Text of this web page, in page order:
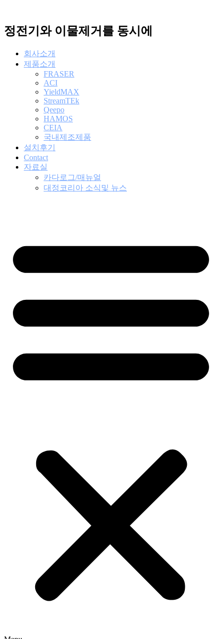
츠
로
정전기와 이물제거를 동시에
회사소개
제품소개
FRASER
ACI
YieldMAX
StreamTEk
Qeepo
HAMOS
CEIA
국내제조제품
설치후기
Contact
자료실
카다로그/매뉴얼
대정코리아 소식및 뉴스